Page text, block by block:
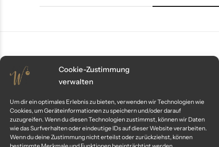
Cookie-Zustimmung
verwalten
Um dir ein optimales Erlebnis zu bieten, verwenden wir Technologien wie
Cookies, um Geräteinformationen zu speichern und/oder darauf
zuzugreifen. Wenn du diesen Technologien zustimmst, können wir Daten
wie das Surfverhalten oder eindeutige IDs auf dieser Website verarbeiten.
Wenn du deine Zustimmung nicht erteilst oder zurückziehst, können
Kundenservice
Fragen? Wir sind für dich da:
Telefon: +49 9561 401 34 90
Email: info@glaswunder.eu